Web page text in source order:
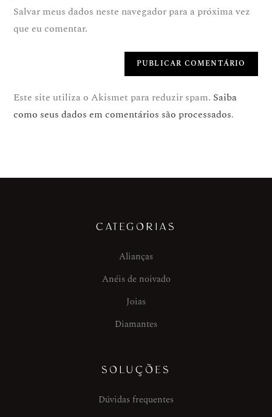
Salvar meus dados neste navegador para a próxima vez
que eu comentar.
Este site utiliza o Akismet para reduzir spam. Saiba
como seus dados em comentários são processados.
CATEGORIAS
Alianças
Anéis de noivado
Joias
Diamantes
SOLUÇÕES
Dúvidas frequentes